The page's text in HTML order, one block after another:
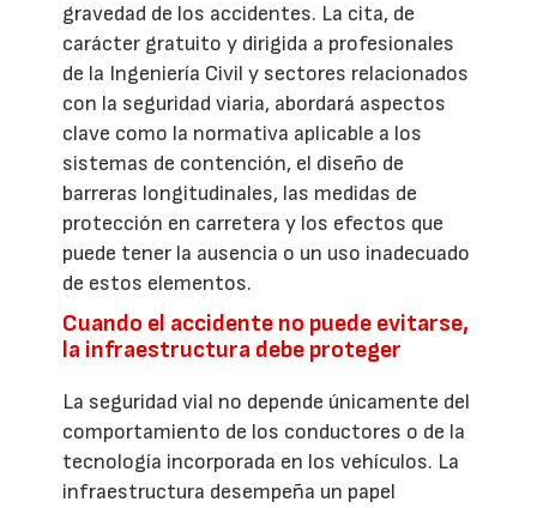
gravedad de los accidentes. La cita, de
carácter gratuito y dirigida a profesionales
de la Ingeniería Civil y sectores relacionados
con la seguridad viaria, abordará aspectos
clave como la normativa aplicable a los
sistemas de contención, el diseño de
barreras longitudinales, las medidas de
protección en carretera y los efectos que
puede tener la ausencia o un uso inadecuado
de estos elementos.
Cuando el accidente no puede evitarse,
la infraestructura debe proteger
La seguridad vial no depende únicamente del
comportamiento de los conductores o de la
tecnología incorporada en los vehículos. La
infraestructura desempeña un papel